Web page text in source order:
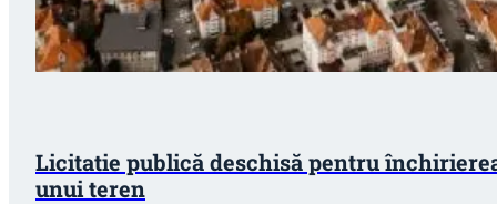
Licitatie publică deschisă pentru
unui teren